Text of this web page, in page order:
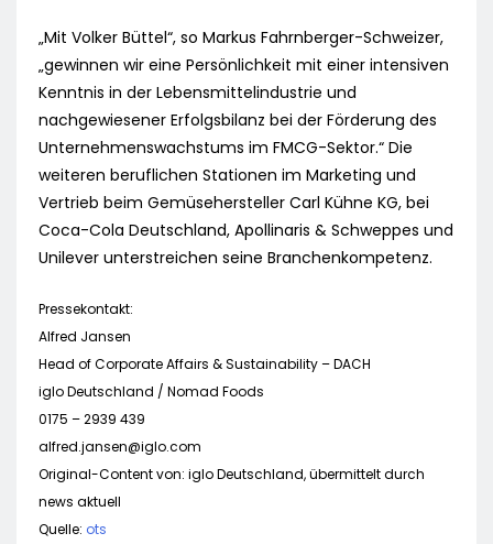
„Mit Volker Büttel“, so Markus Fahrnberger-Schweizer,
„gewinnen wir eine Persönlichkeit mit einer intensiven
Kenntnis in der Lebensmittelindustrie und
nachgewiesener Erfolgsbilanz bei der Förderung des
Unternehmenswachstums im FMCG-Sektor.“ Die
weiteren beruflichen Stationen im Marketing und
Vertrieb beim Gemüsehersteller Carl Kühne KG, bei
Coca-Cola Deutschland, Apollinaris & Schweppes und
Unilever unterstreichen seine Branchenkompetenz.
Pressekontakt:
Alfred Jansen
Head of Corporate Affairs & Sustainability – DACH
iglo Deutschland / Nomad Foods
0175 – 2939 439
alfred.jansen@iglo.com
Original-Content von: iglo Deutschland, übermittelt durch
news aktuell
Quelle: ots